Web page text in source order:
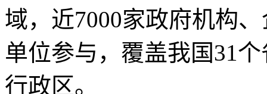
域，近7000家政府机构
单位参与，覆盖我国31
行政区。